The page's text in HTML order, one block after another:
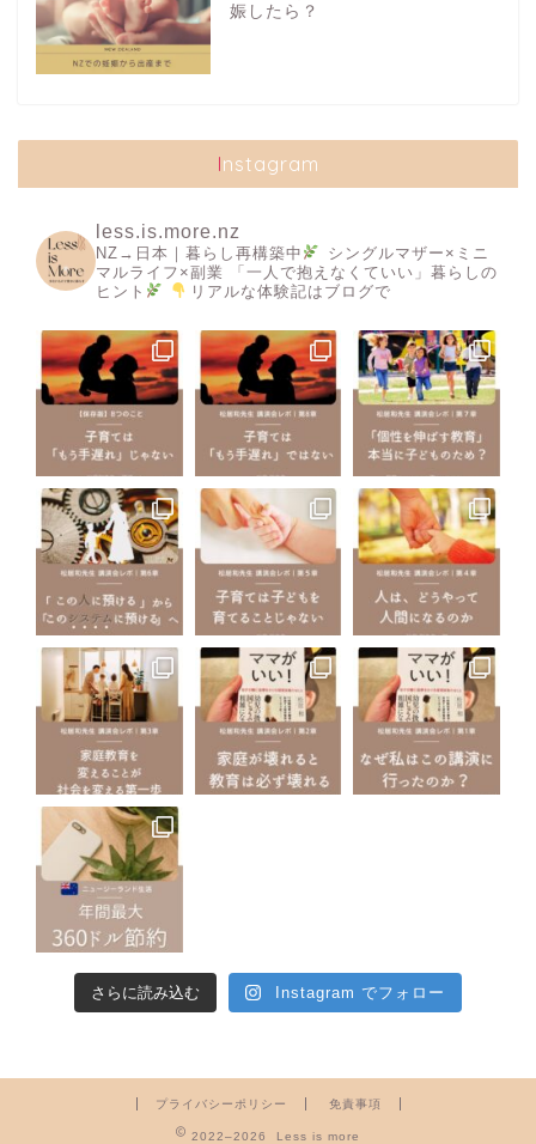
娠したら？
Instagram
less.is.more.nz
NZ→日本｜暮らし再構築中
シングルマザー×ミニ
マルライフ×副業
「一人で抱えなくていい」暮らしの
ヒント
リアルな体験記はブログで
さらに読み込む Instagram でフォロー
プライバシーポリシー 免責事項
2022–2026 Less is more